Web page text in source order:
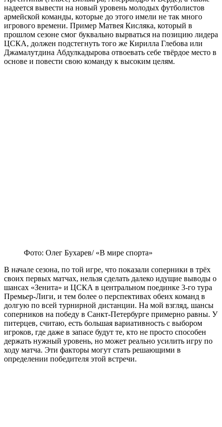
надеется вывести на новый уровень молодых футболистов
армейской команды, которые до этого имели не так много
игрового времени. Пример Матвея Кисляка, который в
прошлом сезоне смог буквально вырваться на позицию лидера
ЦСКА, должен подстегнуть того же Кирилла Глебова или
Джамалутдина Абдулкадырова отвоевать себе твёрдое место в
основе и повести свою команду к высоким целям.
Фото: Олег Бухарев/ «В мире спорта»
В начале сезона, по той игре, что показали соперники в трёх
своих первых матчах, нельзя сделать далеко идущие выводы о
шансах «Зенита» и ЦСКА в центральном поединке 3-го тура
Премьер-Лиги, и тем более о перспективах обеих команд в
долгую по всей турнирной дистанции. На мой взгляд, шансы
соперников на победу в Санкт-Петербурге примерно равны. У
питерцев, считаю, есть большая вариативность с выбором
игроков, где даже в запасе будут те, кто не просто способен
держать нужный уровень, но может реально усилить игру по
ходу матча. Эти факторы могут стать решающими в
определении победителя этой встречи.